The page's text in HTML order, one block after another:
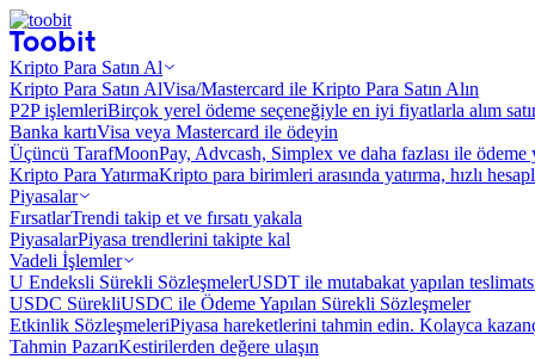
Kripto Para Satın Al
Kripto Para Satın AlVisa/Mastercard ile Kripto Para Satın Alın
P2P işlemleriBirçok yerel ödeme seçeneğiyle en iyi fiyatlarla alım
Banka kartıVisa veya Mastercard ile ödeyin
Üçüncü TarafMoonPay, Advcash, Simplex ve daha fazlası ile ödeme
Kripto Para YatırmaKripto para birimleri arasında yatırma, hızlı
Piyasalar
FırsatlarTrendi takip et ve fırsatı yakala
PiyasalarPiyasa trendlerini takipte kal
Vadeli İşlemler
U Endeksli Sürekli SözleşmelerUSDT ile mutabakat yapılan
USDC SürekliUSDC ile Ödeme Yapılan Sürekli Sözleşmeler
Etkinlik SözleşmeleriPiyasa hareketlerini tahmin edin. Kolayca
Tahmin PazarıKestirilerden değere ulaşın